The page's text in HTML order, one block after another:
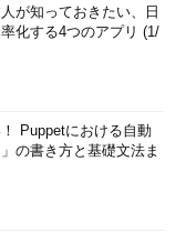
が知っておきたい、日
化する4つのアプリ (1/
Puppetにおける自動
の書き方と基礎文法ま